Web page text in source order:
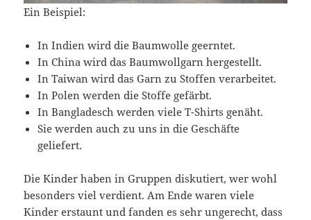
Ein Beispiel:
In Indien wird die Baumwolle geerntet.
In China wird das Baumwollgarn hergestellt.
In Taiwan wird das Garn zu Stoffen verarbeitet.
In Polen werden die Stoffe gefärbt.
In Bangladesch werden viele T-Shirts genäht.
Sie werden auch zu uns in die Geschäfte
geliefert.
Die Kinder haben in Gruppen diskutiert, wer wohl
besonders viel verdient. Am Ende waren viele
Kinder erstaunt und fanden es sehr ungerecht, dass